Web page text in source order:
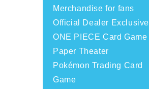
Merchandise for fans
Official Dealer Exclusive
ONE PIECE Card Game
Paper Theater
Pokémon Trading Card
Game